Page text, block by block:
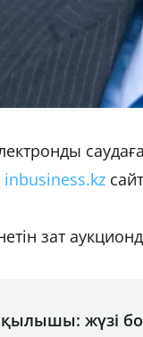
inbusiness.kz
зат
жүзі